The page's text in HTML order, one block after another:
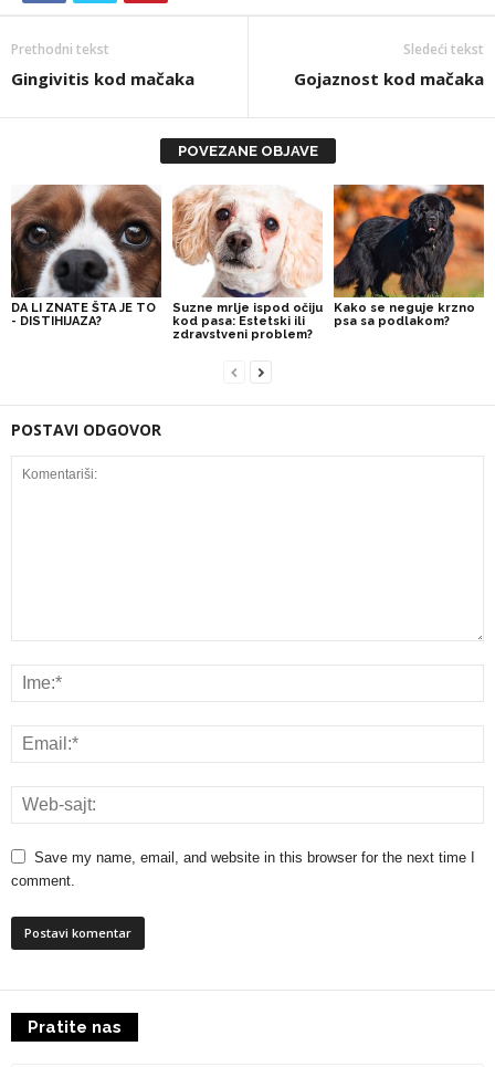
Prethodni tekst
Gingivitis kod mačaka
Sledeći tekst
Gojaznost kod mačaka
POVEZANE OBJAVE
DA LI ZNATE ŠTA JE TO
- DISTIHIJAZA?
Suzne mrlje ispod očiju
kod pasa: Estetski ili
zdravstveni problem?
Kako se neguje krzno
psa sa podlakom?
POSTAVI ODGOVOR
Save my name, email, and website in this browser for the next time I
comment.
Pratite nas